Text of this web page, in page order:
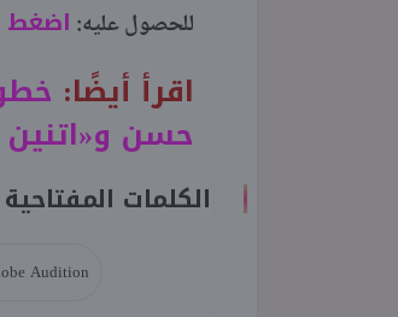
للحصول عليه: اضغط
اقرأ أيضًا:
حسن
الكلمات المفتاحية
Audition